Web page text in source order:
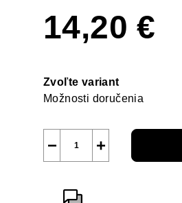
14,20 €
cena:
Zvoľte variant
Možnosti doručenia
+
−